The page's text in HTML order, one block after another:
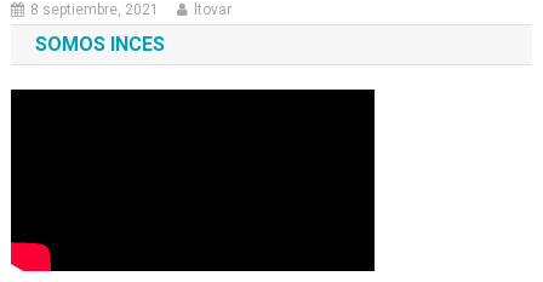
8 septiembre, 2021 ltovar
SOMOS INCES